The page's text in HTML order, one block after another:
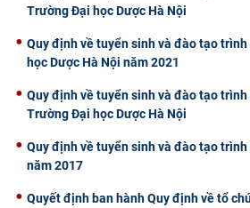
Trường Đại học Dược Hà Nội
Quy định về tuyển sinh và đào tạo
học Dược Hà Nội năm 2021
Quy định về tuyển sinh và đào tạo
Trường Đại học Dược Hà Nội
Quy định về tuyển sinh và đào tạo
năm 2017
Quyết định ban hành Quy định về tổ